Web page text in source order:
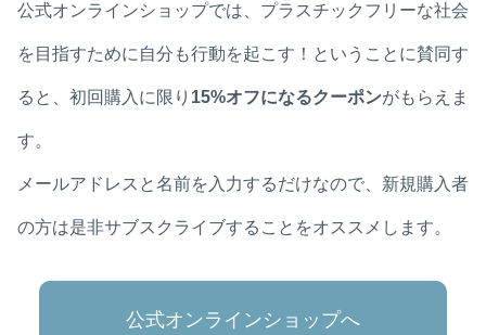
公式オンラインショップでは、プラスチックフリーな社会
を目指すために自分も行動を起こす！ということに賛同す
ると、初回購入に限り 15%オフになるクーポンがもらえま
す。
メールアドレスと名前を入力するだけなので、新規購入者
の方は是非サブスクライブすることをオススメします。
公式オンラインショップへ